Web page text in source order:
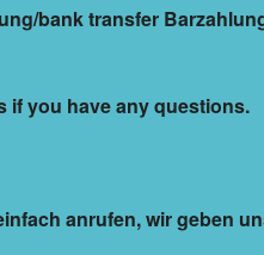
bank transfer
if you have any questions.
anrufen, wir geben